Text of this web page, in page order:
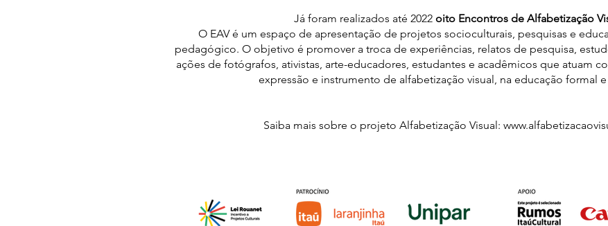
Já foram realizados até 2022 oito Encontros de Alfabetização
O EAV é um espaço de apresentação de projetos socioculturais, pesquisas e
pedagógico. O objetivo é promover a troca de experiências, relatos de pesquisa,
ações de fotógrafos, ativistas, arte-educadores, estudantes e acadêmicos que atuam
expressão e instrumento de alfabetização visual, na educação formal
Saiba mais sobre o projeto Alfabetização Visual: www.